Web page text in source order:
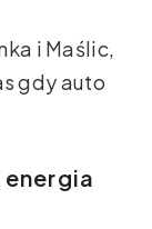
i Maślic,
gdy auto